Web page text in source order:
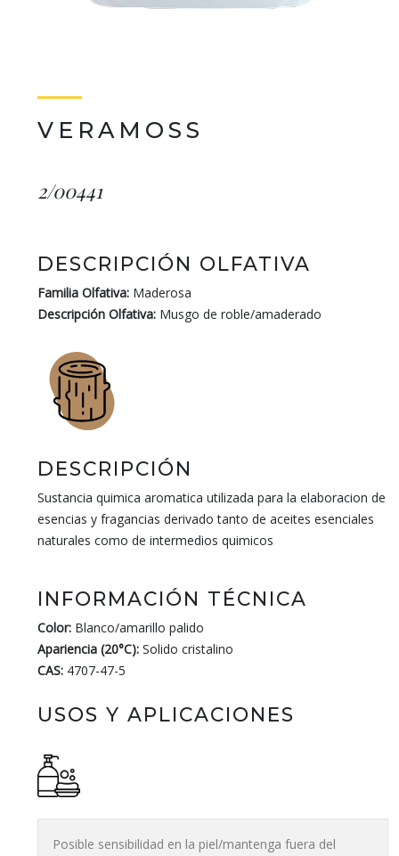
VERAMOSS
2/00441
DESCRIPCIÓN OLFATIVA
Familia Olfativa: Maderosa
Descripción Olfativa: Musgo de roble/amaderado
DESCRIPCIÓN
Sustancia quimica aromatica utilizada para la elaboracion de
esencias y fragancias derivado tanto de aceites esenciales
naturales como de intermedios quimicos
INFORMACIÓN TÉCNICA
Color: Blanco/amarillo palido
Apariencia (20°C): Solido cristalino
CAS: 4707-47-5
USOS Y APLICACIONES
Posible sensibilidad en la piel/mantenga fuera del